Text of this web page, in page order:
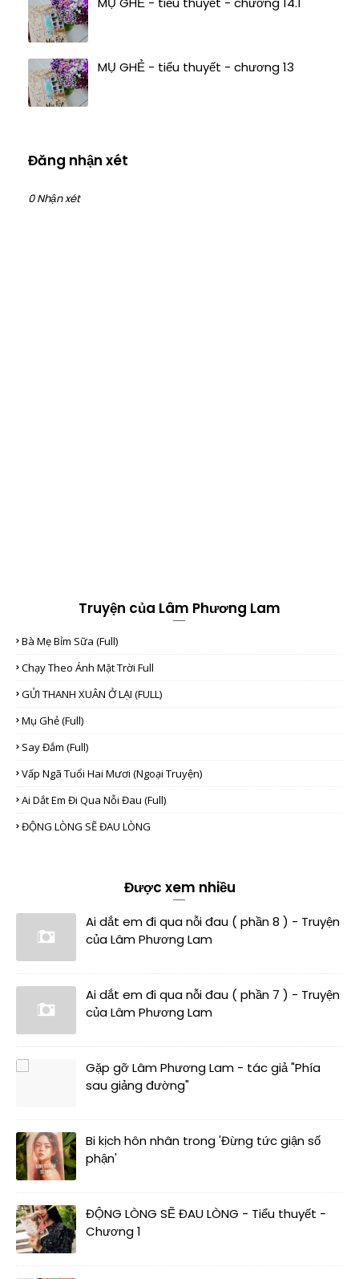
MỤ GHẺ - tiểu thuyết - chương 13
Đăng nhận xét
0 Nhận xét
Truyện của Lâm Phương Lam
Bà Mẹ Bỉm Sữa (full)
Chạy Theo Ánh Mặt Trời Full
GỬI THANH XUÂN Ở LẠI (FULL)
Mụ Ghẻ (full)
Say Đắm (full)
Vấp Ngã Tuổi Hai Mươi (Ngoại Truyện)
Ai Dắt Em Đi Qua Nỗi Đau (full)
ĐỘNG LÒNG SẼ ĐAU LÒNG
Được xem nhiều
Ai dắt em đi qua nỗi đau ( phần 8 ) - Truyện
của Lâm Phương Lam
Ai dắt em đi qua nỗi đau ( phần 7 ) - Truyện
của Lâm Phương Lam
Gặp gỡ Lâm Phương Lam - tác giả "Phía
sau giảng đường"
Bi kịch hôn nhân trong 'Đừng tức giận số
phận'
ĐỘNG LÒNG SẼ ĐAU LÒNG - Tiểu thuyết -
Chương 1